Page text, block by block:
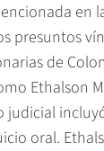
en
presuntos
de
Ethalson
judicial
oral.